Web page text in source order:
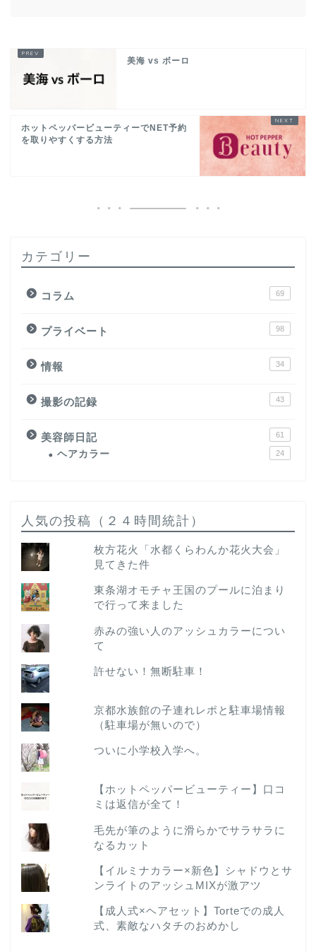
美海 vs ボーロ
ホットペッパービューティーでNET予約
を取りやすくする方法
カテゴリー
コラム 69
プライベート 98
情報 34
撮影の記録 43
美容師日記 61
ヘアカラー 24
人気の投稿（２４時間統計）
枚方花火「水都くらわんか花火大会」
見てきた件
東条湖オモチャ王国のプールに泊まり
で行って来ました
赤みの強い人のアッシュカラーについ
て
許せない！無断駐車！
京都水族館の子連れレポと駐車場情報
（駐車場が無いので）
ついに小学校入学へ。
【ホットペッパービューティー】口コ
ミは返信が全て！
毛先が筆のように滑らかでサラサラに
なるカット
【イルミナカラー×新色】シャドウとサ
ンライトのアッシュMIXが激アツ
【成人式×ヘアセット】Torteでの成人
式、素敵なハタチのおめかし